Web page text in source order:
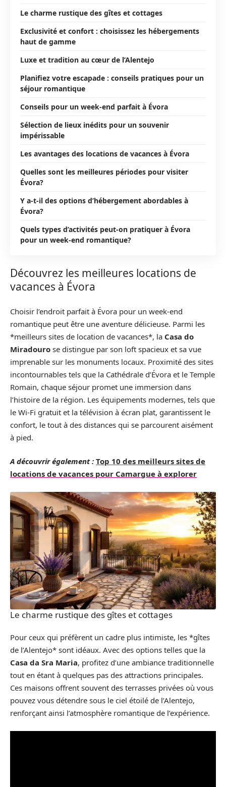
Le charme rustique des gîtes et cottages
Exclusivité et confort : choisissez les hébergements
haut de gamme
Luxe et tradition au cœur de l’Alentejo
Planifiez votre escapade : conseils pratiques pour un
séjour romantique
Conseils pour un week-end parfait à Évora
Sélection de lieux inédits pour un souvenir
impérissable
Les avantages des locations de vacances à Évora
Quelles sont les meilleures périodes pour visiter
Évora?
Y a-t-il des options d’hébergement abordables à
Évora?
Quels types d’activités peut-on pratiquer à Évora
pour un week-end romantique?
Découvrez les meilleures locations de
vacances à Évora
Choisir l’endroit parfait à Évora pour un week-end
romantique peut être une aventure délicieuse. Parmi les
*meilleurs sites de location de vacances*, la Casa do
Miradouro se distingue par son loft spacieux et sa vue
imprenable sur les monuments locaux. Proximité des sites
incontournables tels que la Cathédrale d’Évora et le Temple
Romain, chaque séjour promet une immersion dans
l’histoire de la région. Les équipements modernes, tels que
le Wi-Fi gratuit et la télévision à écran plat, garantissent le
confort, le tout à des distances qui se parcourent aisément
à pied.
A découvrir également : Top 10 des meilleurs sites de
locations de vacances pour Camargue à explorer
Le charme rustique des gîtes et cottages
Pour ceux qui préfèrent un cadre plus intimiste, les *gîtes
de l’Alentejo* sont idéaux. Avec des options telles que la
Casa da Sra Maria, profitez d’une ambiance traditionnelle
tout en étant à quelques pas des attractions principales.
Ces maisons offrent souvent des terrasses privées où vous
pouvez vous détendre sous le ciel étoilé de l’Alentejo,
renforçant ainsi l’atmosphère romantique de l’expérience.